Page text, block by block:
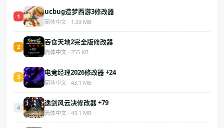
1
ucbug造梦西游3修改器
简体中文 · 1.03 MB
2
吞食天地2完全版修改器
简体中文 · 255 KB
3
电竞经理2026修改器 +24
简体中文 · 43.1 MB
4
逸剑风云决修改器 +79
简体中文 · 43.1 MB